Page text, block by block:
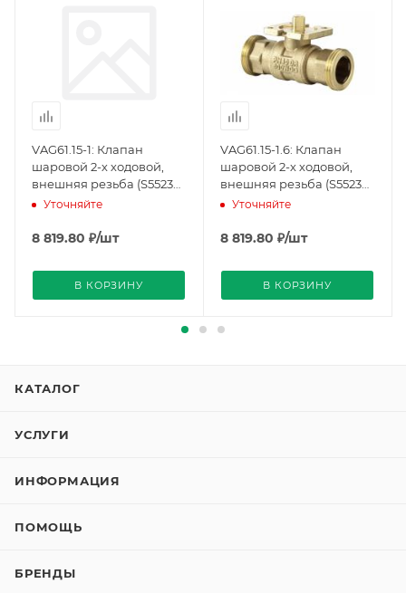
VAG61.15-1: Клапан
шаровой 2-х ходовой,
внешняя резьба (S55230-
V100), Siemens
Уточняйте
8 819.80 ₽/шт
В КОРЗИНУ
VAG61.15-1.6: Клапан
шаровой 2-х ходовой,
внешняя резьба (S55230-
V101), Siemens
Уточняйте
8 819.80 ₽/шт
В КОРЗИНУ
КАТАЛОГ
УСЛУГИ
ИНФОРМАЦИЯ
ПОМОЩЬ
БРЕНДЫ